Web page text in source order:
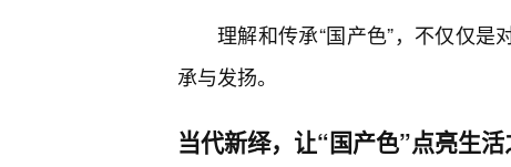
理解和传承“国产色”，不仅仅
承与发扬。
当代新绎，让“国产色”点亮生